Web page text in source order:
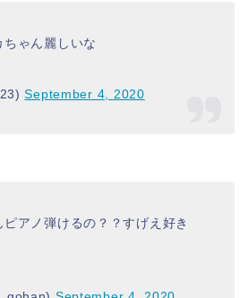
ちゃん麗しいな
September 4, 2020
アノ弾けるの？？すげえ好き